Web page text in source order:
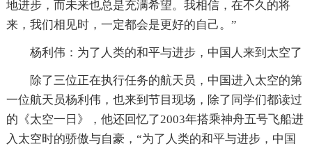
地进步，而未来也总是充满希望。我相信，在不久的将
来，我们相见时，一定都会是更好的自己。”
杨利伟：为了人类的和平与进步，中国人来到太空了
除了三位正在执行任务的航天员，中国进入太空的第
一位航天员杨利伟，也来到节目现场，除了同学们都读过
的《太空一日》，他还回忆了2003年搭乘神舟五号飞船进
入太空时的骄傲与自豪，“为了人类的和平与进步，中国